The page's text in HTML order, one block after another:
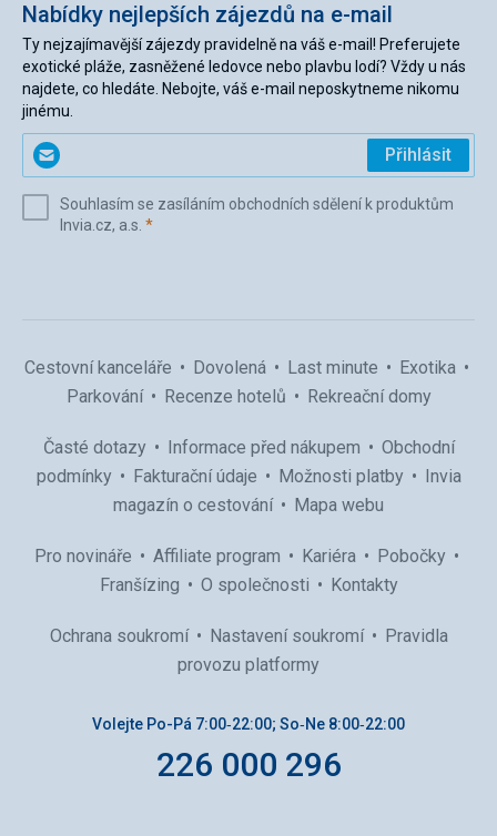
Nabídky nejlepších zájezdů na e-mail
Ty nejzajímavější zájezdy pravidelně na váš e-mail! Preferujete
exotické pláže, zasněžené ledovce nebo plavbu lodí? Vždy u nás
najdete, co hledáte. Nebojte, váš e-mail neposkytneme nikomu
jinému.
Zadejte
svůj
(povinné)
Přihlásit
Souhlasím se zasíláním obchodních sdělení k produktům
Invia.cz, a.s. *(povinné)
Cestovní kanceláře Dovolená Last minute
Exotika
Parkování
Recenze hotelů Rekreační domy
Časté dotazy Informace před nákupem
Obchodní
podmínky
Fakturační údaje Možnosti platby
Invia
magazín o cestování
Mapa webu
Pro novináře Affiliate program Kariéra
Pobočky
Franšízing
O společnosti Kontakty
Ochrana soukromí Nastavení soukromí
Pravidla
provozu platformy
Volejte Po-Pá 7:00‑22:00; So‑Ne 8:00‑22:00
226 000 296